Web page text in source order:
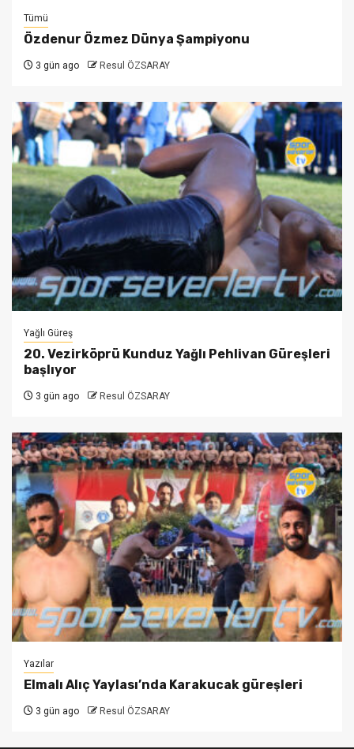
Tümü
Özdenur Özmez Dünya Şampiyonu
3 gün ago Resul ÖZSARAY
Yağlı Güreş
20. Vezirköprü Kunduz Yağlı Pehlivan Güreşleri
başlıyor
3 gün ago Resul ÖZSARAY
Yazılar
Elmalı Alıç Yaylası’nda Karakucak güreşleri
3 gün ago Resul ÖZSARAY